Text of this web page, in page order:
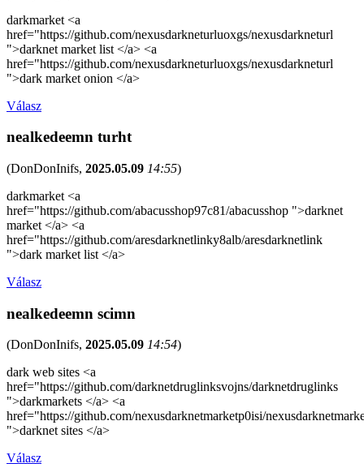
darkmarket <a
href="https://github.com/nexusdarkneturluoxgs/nexusdarkneturl
">darknet market list </a> <a
href="https://github.com/nexusdarkneturluoxgs/nexusdarkneturl
">dark market onion </a>
Válasz
nealkedeemn turht
(DonDonInifs, 2025.05.09 14:55)
darkmarket <a
href="https://github.com/abacusshop97c81/abacusshop ">darknet
market </a> <a
href="https://github.com/aresdarknetlinky8alb/aresdarknetlink
">dark market list </a>
Válasz
nealkedeemn scimn
(DonDonInifs, 2025.05.09 14:54)
dark web sites <a
href="https://github.com/darknetdruglinksvojns/darknetdruglinks
">darkmarkets </a> <a
href="https://github.com/nexusdarknetmarketp0isi/
">darknet sites </a>
Válasz